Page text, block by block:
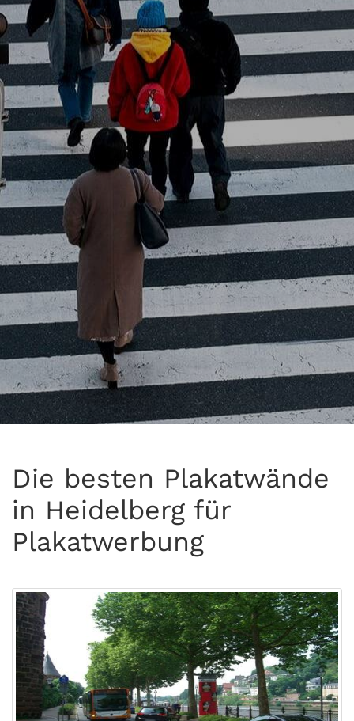
Die besten Plakatwände
in Heidelberg für
Plakatwerbung